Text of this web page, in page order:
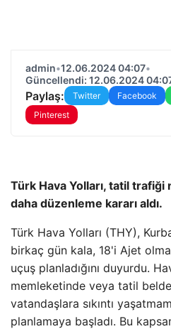
admin•12.06.2024 04:07•
Güncellendi: 12.06.2024
Paylaş: Twitter Facebook
Pinterest
Türk Hava Yolları, tatil
daha düzenleme kararı aldı.
Türk Hava Yolları (THY),
birkaç gün kala, 18'i Ajet
uçuş planladığını duyurdu.
memleketinde veya tatil
vatandaşlara sıkıntı
planlamaya başladı. Bu